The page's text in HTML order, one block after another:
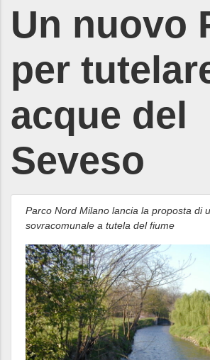
Un nuovo
per
acque del
Seveso
Parco Nord Milano lancia la proposta di
sovracomunale a tutela del fiume